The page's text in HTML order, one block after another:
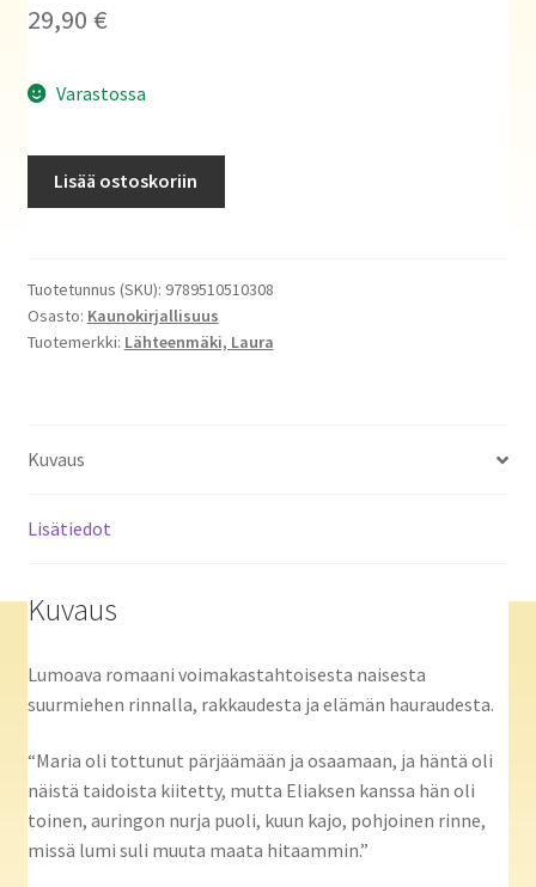
29,90 €
Varastossa
Lisää ostoskoriin
Tuotetunnus (SKU): 9789510510308
Osasto: Kaunokirjallisuus
Tuotemerkki: Lähteenmäki, Laura
Kuvaus
Lisätiedot
Kuvaus
Lumoava romaani voimakastahtoisesta naisesta
suurmiehen rinnalla, rakkaudesta ja elämän hauraudesta.
“Maria oli tottunut pärjäämään ja osaamaan, ja häntä oli
näistä taidoista kiitetty, mutta Eliaksen kanssa hän oli
toinen, auringon nurja puoli, kuun kajo, pohjoinen rinne,
missä lumi suli muuta maata hitaammin.”